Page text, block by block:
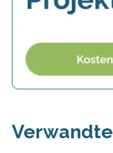
Verwandte